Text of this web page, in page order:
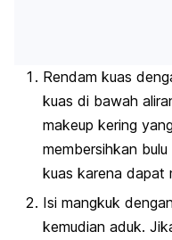
Rendam kuas
kuas di bawah
makeup kering
membersihkan
kuas karena dapat
Isi mangkuk
kemudian aduk.